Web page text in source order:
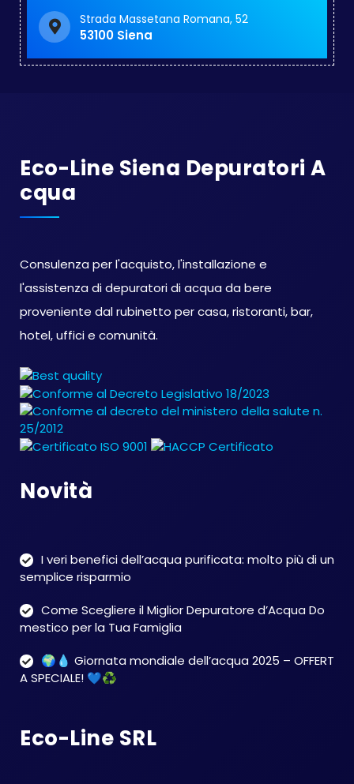
Strada Massetana Romana, 52
53100 Siena
Eco-Line Siena Depuratori A
Cqua
Consulenza per l'acquisto, l'installazione e
l'assistenza di depuratori di acqua da bere
proveniente dal rubinetto per casa, ristoranti, bar,
hotel, uffici e comunità.
Novità
I veri benefici dell’acqua purificata: molto più di un
semplice risparmio
Come Scegliere il Miglior Depuratore d’Acqua Do
mestico per la Tua Famiglia
🌍💧 Giornata mondiale dell’acqua 2025 – OFFERT
A SPECIALE! 💙♻️
Eco-Line SRL